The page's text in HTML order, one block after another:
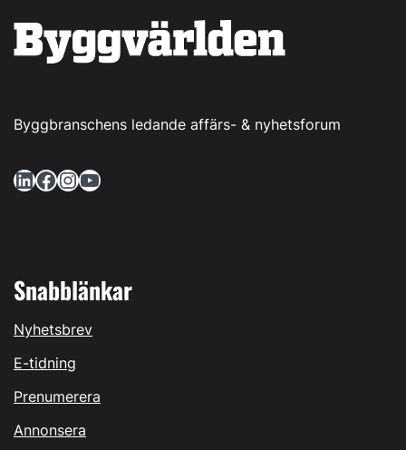
Byggbranschens ledande affärs- & nyhetsforum
LinkedIn Facebook InstagramYouTube
Snabblänkar
Nyhetsbrev
E-tidning
Prenumerera
Annonsera